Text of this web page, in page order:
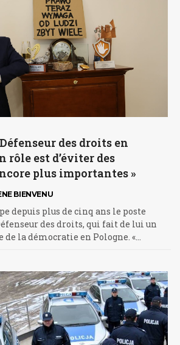
des droits en
rôle est d’éviter des
plus importantes »
BIENVENU
depuis plus de cinq ans le poste
des droits, qui fait de lui un
de la démocratie en Pologne. «…